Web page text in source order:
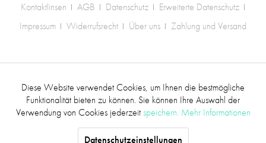
Kontaktlinsen AGB Datenschutz
Erweiterte Datenschutz
Impressum
Widerrufsrecht Über uns Zahlung und Versand
Versandkosten.
Funktionale Aktiv
Diese Website verwendet Cookies, um Ihnen die bestmögliche
Funktionalität bieten zu können. Sie können Ihre Auswahl der
Verwendung von Cookies jederzeitspeichern. Mehr Informationen
Datenschutzeinstellungen